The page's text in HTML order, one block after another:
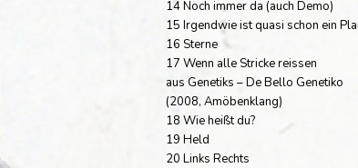
14 Noch immer da (auch Demo)
15 Irgendwie ist quasi schon ein
16 Sterne
17 Wenn alle Stricke reissen
aus Genetiks – De Bello Genetiko
(2008, Amöbenklang)
18 Wie heißt du?
19 Held
20 Links Rechts